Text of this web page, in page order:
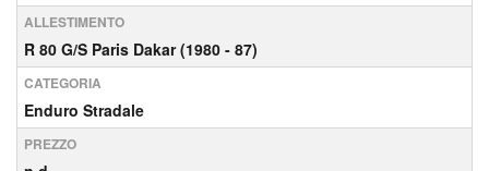
ALLESTIMENTO
R 80 G/S Paris Dakar (1980 - 87)
CATEGORIA
Enduro Stradale
PREZZO